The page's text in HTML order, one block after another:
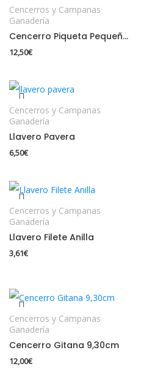
Cencerros y Campanas
Ganadería
Cencerro Piqueta Pequeña 9 cm
12,50€
Cencerros y Campanas
Ganadería
Llavero Pavera
6,50€
Cencerros y Campanas
Ganadería
Llavero Filete Anilla
3,61€
Cencerros y Campanas
Ganadería
Cencerro Gitana 9,30cm
12,00€